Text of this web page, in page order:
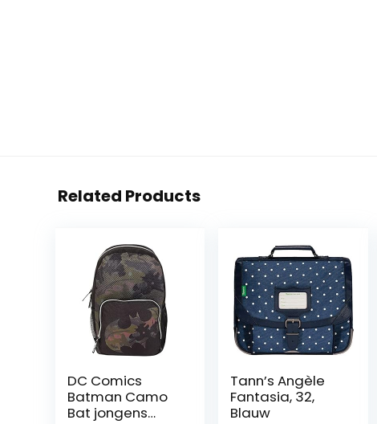
Related Products
DC Comics
Batman Camo
Bat jongens
Tann’s Angèle
Fantasia, 32,
Blauw